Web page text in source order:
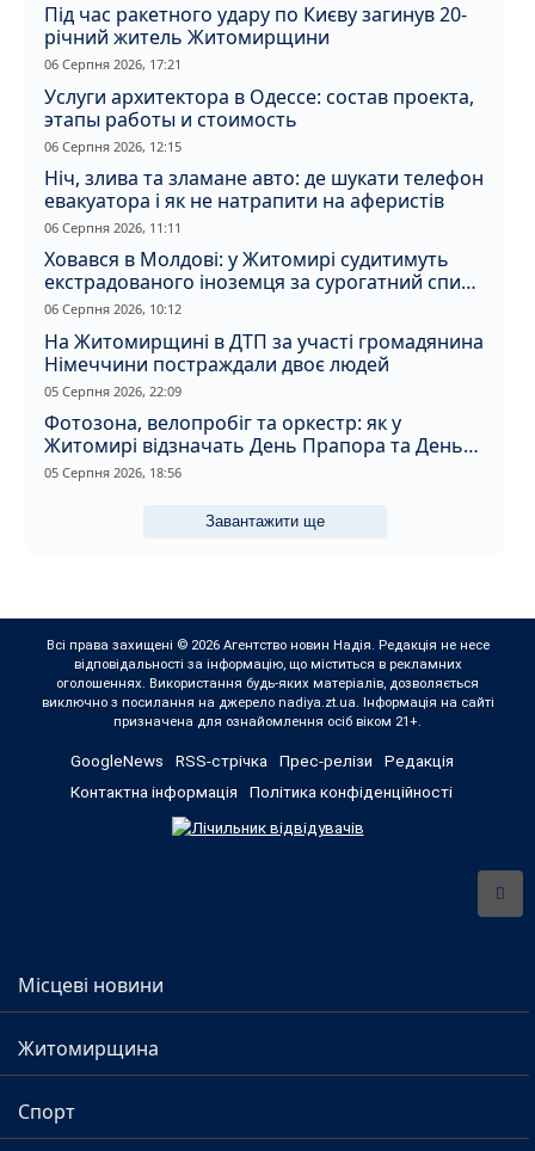
Під час ракетного удару по Києву загинув 20-
річний житель Житомирщини
06 Серпня 2026, 17:21
Услуги архитектора в Одессе: состав проекта,
этапы работы и стоимость
06 Серпня 2026, 12:15
Ніч, злива та зламане авто: де шукати телефон
евакуатора і як не натрапити на аферистів
06 Серпня 2026, 11:11
Ховався в Молдові: у Житомирі судитимуть
екстрадованого іноземця за сурогатний спирт
і відмивання грошей
06 Серпня 2026, 10:12
На Житомирщині в ДТП за участі громадянина
Німеччини постраждали двоє людей
05 Серпня 2026, 22:09
Фотозона, велопробіг та оркестр: як у
Житомирі відзначать День Прапора та День
Незалежності
05 Серпня 2026, 18:56
Завантажити ще
Всі права захищені © 2026 Агентство новин Надія. Редакція не несе
відповідальності за інформацію, що міститься в рекламних
оголошеннях. Використання будь-яких матеріалів, дозволяється
виключно з посилання на джерело nadiya.zt.ua. Інформація на сайті
призначена для ознайомлення осіб віком 21+.
GoogleNews RSS-стрічка Прес-релізи
Редакція
Контактна інформація
Політика конфіденційності
Місцеві новини
Житомирщина
Спорт